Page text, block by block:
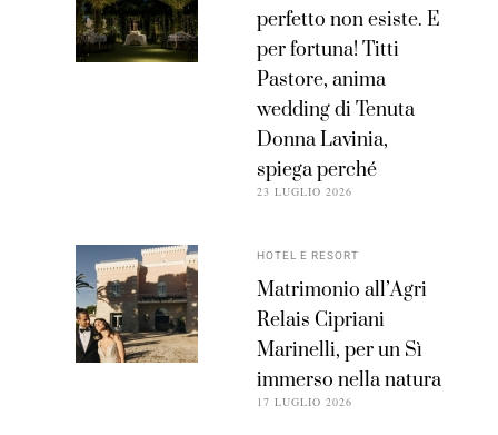
perfetto non esiste. E
per fortuna! Titti
Pastore, anima
wedding di Tenuta
Donna Lavinia,
spiega perché
23 LUGLIO 2026
HOTEL E RESORT
Matrimonio all’Agri
Relais Cipriani
Marinelli, per un Sì
immerso nella natura
17 LUGLIO 2026